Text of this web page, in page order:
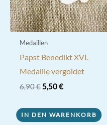
Medaillen
Papst Benedikt XVI.
Medaille vergoldet
6,90€ Ursprünglicher
6,90 €
5,50€Aktueller
5,50 €.
IN DEN WARENKORB